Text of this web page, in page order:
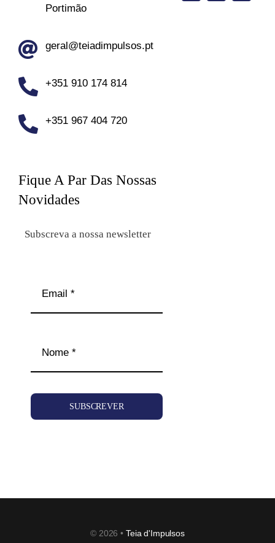
Portimão
geral@teiadimpulsos.pt
+351 910 174 814
+351 967 404 720
Fique A Par Das Nossas
Novidades
Subscreva a nossa newsletter
SUBSCREVER
© 2026 • Teia d'Impulsos